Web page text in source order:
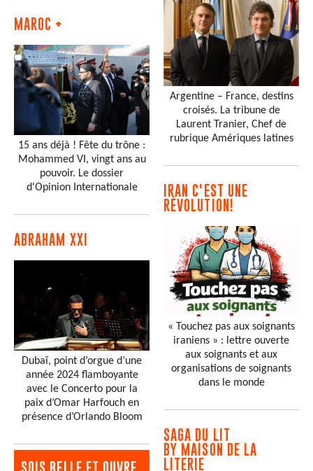
MAROC +
15 ans déjà ! Fête du trône :
Mohammed VI, vingt ans au
pouvoir. Le dossier
d'Opinion Internationale
ABRAHAM XXI
Dubaï, point d’orgue d’une
année 2024 flamboyante
avec le Concerto pour la
paix d’Omar Harfouch en
présence d’Orlando Bloom
Argentine – France, destins
croisés. La tribune de
Laurent Tranier, Chef de
rubrique Amériques latines
IRAN C'EST UNE
RÉVOLUTION!
« Touchez pas aux soignants
iraniens » : lettre ouverte
aux soignants et aux
organisations de soignants
dans le monde
SAGA DU LIT
BY MAISON DE LA
LITERIE